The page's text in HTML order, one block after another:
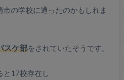
の学校に通ったのかもしれま
スケ部をされていたそうです。
と17校存在し